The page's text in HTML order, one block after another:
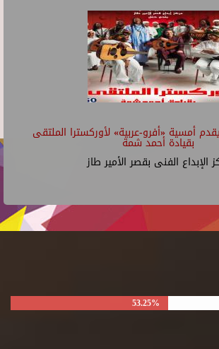
أمسية «أفرو-عربية» لأوركسترا الملتقى
بقيادة أحمد شمة
الإبداع الفنى بقصر الأمير طاز
53.25%